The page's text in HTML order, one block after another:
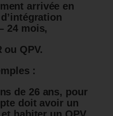
arrivée en
24 mois,
ou QPV.
:
de 26 ans, pour
doit avoir un